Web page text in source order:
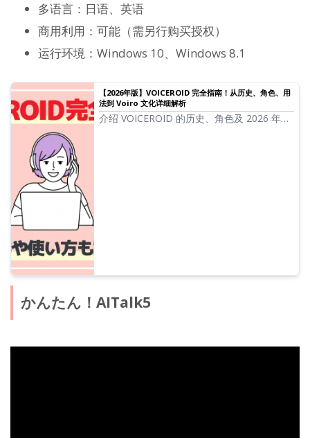
多语言：日语、英语
商用利用：可能（需另行购买授权）
运行环境：Windows 10、Windows 8.1
【2026年版】VOICEROID 完全指南！从历史、角色、用
法到 Voiro 文化详细解析
介绍 VOICEROID 的历史、角色及 2026 年最
かんたん！AITalk5